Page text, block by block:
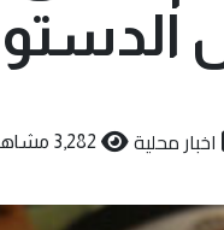
اخبار محلية 3,282 مشاهدة